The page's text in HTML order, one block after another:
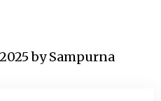
bySampurna